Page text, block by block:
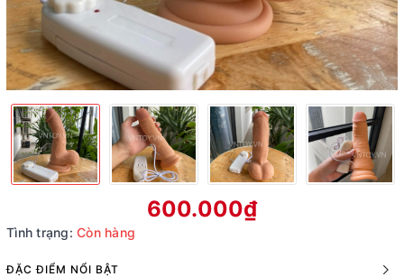
600.000₫
Tình trạng: Còn hàng
ĐẶC ĐIỂM NỔI BẬT